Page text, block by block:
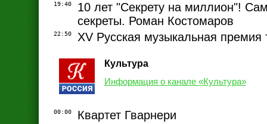
19:40
10 лет "Секрету на миллион"!
секреты. Роман Костомаров
22:50 XV Русская музыкальная премия
Культура
Информация о канале «Культура»
00:00 Квартет Гварнери